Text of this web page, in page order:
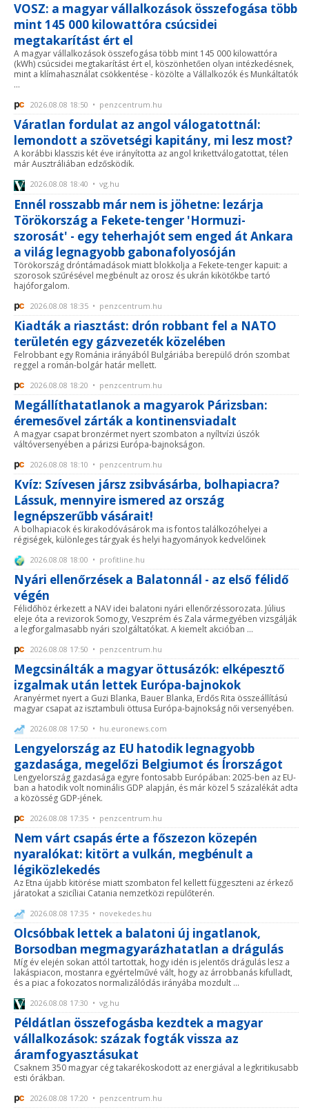
VOSZ: a magyar vállalkozások összefogása több
mint 145 000 kilowattóra csúcsidei
megtakarítást ért el
A magyar vállalkozások összefogása több mint 145 000 kilowattóra
(kWh) csúcsidei megtakarítást ért el, köszönhetően olyan intézkedésnek,
mint a klímahasználat csökkentése - közölte a Vállalkozók és Munkáltatók
...
2026.08.08 18:50 • penzcentrum.hu
Váratlan fordulat az angol válogatottnál:
lemondott a szövetségi kapitány, mi lesz most?
A korábbi klasszis két éve irányította az angol krikettválogatottat, télen
már Ausztráliában edzősködik.
2026.08.08 18:40 • vg.hu
Ennél rosszabb már nem is jöhetne: lezárja
Törökország a Fekete-tenger 'Hormuzi-
szorosát' - egy teherhajót sem enged át Ankara
a világ legnagyobb gabonafolyosóján
Törökország dróntámadások miatt blokkolja a Fekete-tenger kapuit: a
szorosok szűrésével megbénult az orosz és ukrán kikötőkbe tartó
hajóforgalom.
2026.08.08 18:35 • penzcentrum.hu
Kiadták a riasztást: drón robbant fel a NATO
területén egy gázvezeték közelében
Felrobbant egy Románia irányából Bulgáriába berepülő drón szombat
reggel a román-bolgár határ mellett.
2026.08.08 18:20 • penzcentrum.hu
Megállíthatatlanok a magyarok Párizsban:
éremesővel zárták a kontinensviadalt
A magyar csapat bronzérmet nyert szombaton a nyíltvízi úszók
váltóversenyében a párizsi Európa-bajnokságon.
2026.08.08 18:10 • penzcentrum.hu
Kvíz: Szívesen jársz zsibvásárba, bolhapiacra?
Lássuk, mennyire ismered az ország
legnépszerűbb vásárait!
A bolhapiacok és kirakodóvásárok ma is fontos találkozóhelyei a
régiségek, különleges tárgyak és helyi hagyományok kedvelőinek
2026.08.08 18:00 • profitline.hu
Nyári ellenőrzések a Balatonnál - az első félidő
végén
Félidőhöz érkezett a NAV idei balatoni nyári ellenőrzéssorozata. Július
eleje óta a revizorok Somogy, Veszprém és Zala vármegyében vizsgálják
a legforgalmasabb nyári szolgáltatókat. A kiemelt akcióban ...
2026.08.08 17:50 • penzcentrum.hu
Megcsinálták a magyar öttusázók: elképesztő
izgalmak után lettek Európa-bajnokok
Aranyérmet nyert a Guzi Blanka, Bauer Blanka, Erdős Rita összeállítású
magyar csapat az isztambuli öttusa Európa-bajnokság női versenyében.
2026.08.08 17:50 • hu.euronews.com
Lengyelország az EU hatodik legnagyobb
gazdasága, megelőzi Belgiumot és Írországot
Lengyelország gazdasága egyre fontosabb Európában: 2025-ben az EU-
ban a hatodik volt nominális GDP alapján, és már közel 5 százalékát adta
a közösség GDP-jének.
2026.08.08 17:35 • penzcentrum.hu
Nem várt csapás érte a főszezon közepén
nyaralókat: kitört a vulkán, megbénult a
légiközlekedés
Az Etna újabb kitörése miatt szombaton fel kellett függeszteni az érkező
járatokat a szicíliai Catania nemzetközi repülőterén.
2026.08.08 17:35 • novekedes.hu
Olcsóbbak lettek a balatoni új ingatlanok,
Borsodban megmagyarázhatatlan a drágulás
Míg év elején sokan attól tartottak, hogy idén is jelentős drágulás lesz a
lakáspiacon, mostanra egyértelművé vált, hogy az árrobbanás kifulladt,
és a piac a fokozatos normalizálódás irányába mozdult ...
2026.08.08 17:30 • vg.hu
Példátlan összefogásba kezdtek a magyar
vállalkozások: százak fogták vissza az
áramfogyasztásukat
Csaknem 350 magyar cég takarékoskodott az energiával a legkritikusabb
esti órákban.
2026.08.08 17:20 • penzcentrum.hu